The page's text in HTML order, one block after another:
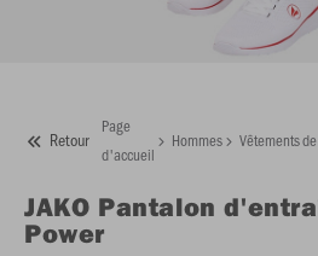
Retour
Page
d'accueil
Hommes Vêtements
JAKO Pantalon
Power